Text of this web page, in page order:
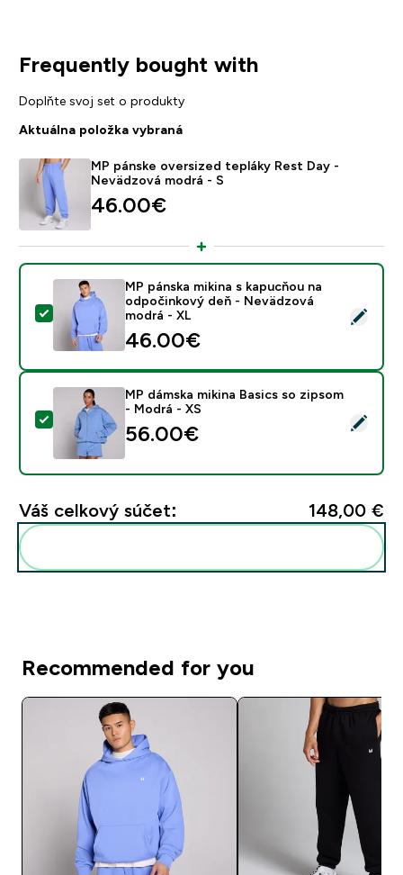
Frequently bought with
Doplňte svoj set o produkty
Aktuálna položka vybraná
MP pánske oversized tepláky Rest Day -
Nevädzová modrá - S
46.00€‎
Vybrať tento produkt - MP pánska mikina s
MP pánska mikina s kapucňou na
odpočinkový deň - Nevädzová
modrá - XL
46.00€‎
Vybrať tento produkt - MP dámska mikina Basics so
MP dámska mikina Basics so zipsom
- Modrá - XS
56.00€‎
Váš celkový súčet: 148,00 €‎
Recommended for you